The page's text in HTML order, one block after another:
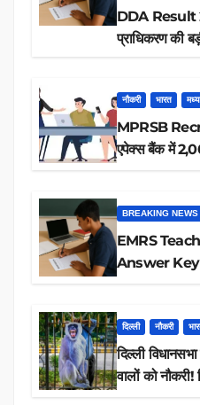
DDA Result
प्राधिकरण की
नौकरी भारत
MPRSB
एपेक्स बैंक में
BREAKING NEWS
EMRS
Answer Key
दिल्ली नौकरी
दिल्ली
वालों को